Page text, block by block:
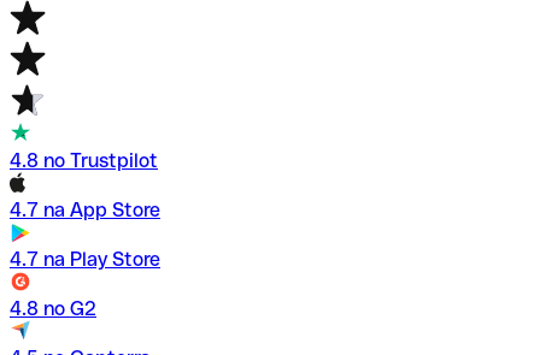
4.8 no Trustpilot
4.7 na App Store
4.7 na Play Store
4.8 no G2